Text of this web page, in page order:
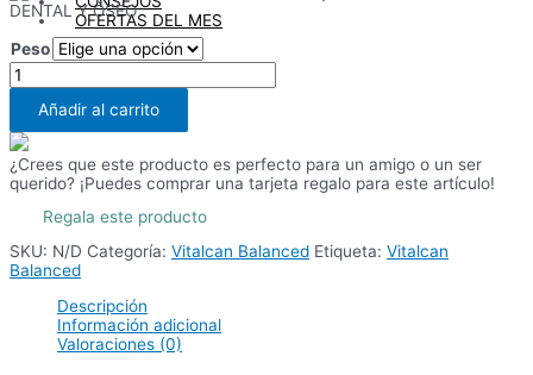
OFERTAS DEL MES
X
DENTAL Y ÓSEO
Peso
Balanced
Cachorro
Raza
Mediana
cantidad
Añadir al carrito
¿Crees que este producto es perfecto para un amigo o un ser
querido? ¡Puedes comprar una tarjeta regalo para este artículo!
Regala este producto
SKU: N/D Categoría: Vitalcan Balanced Etiqueta: Vitalcan
Balanced
Descripción
Información adicional
Valoraciones (0)